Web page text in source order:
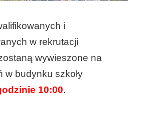
i
w rekrutacji
wywieszone na
w budynku szkoły
10:00.